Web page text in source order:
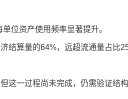
位资产使用频率显著提升。
结算量的64%，远超流通量占比
这一过程尚未完成，仍需验证结构